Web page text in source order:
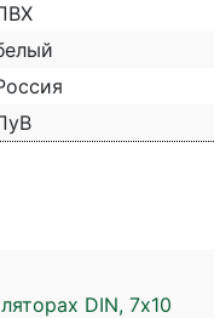
DIN, 7х10